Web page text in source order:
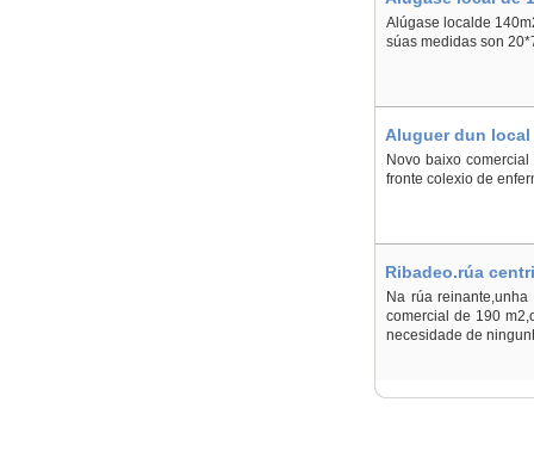
Alúgase localde
súas medidas son
Aluguer dun
Novo baixo
fronte colexio de
Ribadeo.rúa
Na rúa
comercial de 190
necesidade de